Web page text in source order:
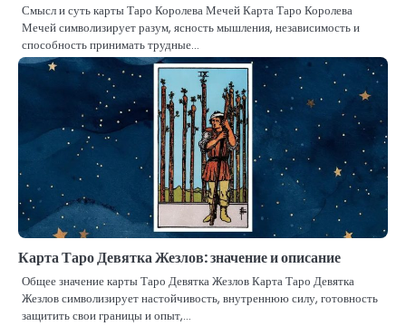
Смысл и суть карты Таро Королева Мечей Карта Таро Королева
Мечей символизирует разум, ясность мышления, независимость и
способность принимать трудные…
Карта Таро Девятка Жезлов: значение и описание
Общее значение карты Таро Девятка Жезлов Карта Таро Девятка
Жезлов символизирует настойчивость, внутреннюю силу, готовность
защитить свои границы и опыт,…